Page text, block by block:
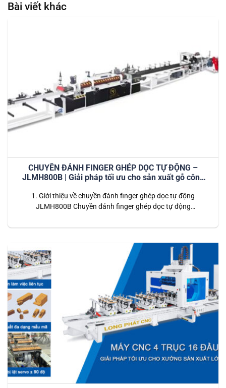
Bài viết khác
CHUYỀN ĐÁNH FINGER GHÉP DỌC TỰ ĐỘNG –
JLMH800B | Giải pháp tối ưu cho sản xuất gỗ công
1. Giới thiệu về chuyền đánh finger ghép dọc tự động
JLMH800B Chuyền đánh finger ghép dọc tự động
dành riêng cho các nhà máy chế biến gỗ công nghiệp. Dây